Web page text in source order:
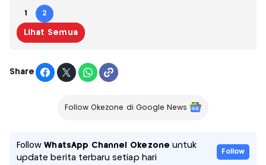
1 2
Lihat Semua
Share
Follow Okezone di Google News
FollowWhatsApp Channel Okezone untuk
update berita terbaru setiap hari
Follow